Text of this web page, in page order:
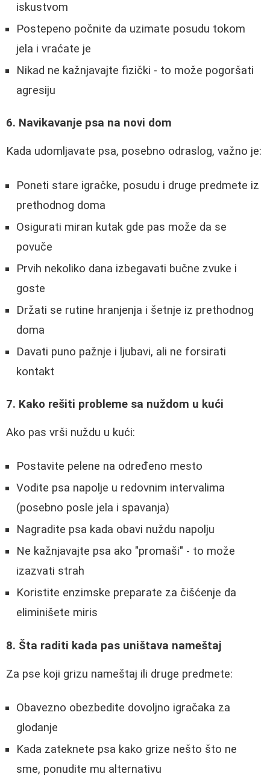
iskustvom
Postepeno počnite da uzimate posudu tokom
jela i vraćate je
Nikad ne kažnjavajte fizički - to može pogoršati
agresiju
6. Navikavanje psa na novi dom
Kada udomljavate psa, posebno odraslog, važno je:
Poneti stare igračke, posudu i druge predmete iz
prethodnog doma
Osigurati miran kutak gde pas može da se
povuče
Prvih nekoliko dana izbegavati bučne zvuke i
goste
Držati se rutine hranjenja i šetnje iz prethodnog
doma
Davati puno pažnje i ljubavi, ali ne forsirati
kontakt
7. Kako rešiti probleme sa nuždom u kući
Ako pas vrši nuždu u kući:
Postavite pelene na određeno mesto
Vodite psa napolje u redovnim intervalima
(posebno posle jela i spavanja)
Nagradite psa kada obavi nuždu napolju
Ne kažnjavajte psa ako "promaši" - to može
izazvati strah
Koristite enzimske preparate za čišćenje da
eliminišete miris
8. Šta raditi kada pas uništava nameštaj
Za pse koji grizu nameštaj ili druge predmete:
Obavezno obezbedite dovoljno igračaka za
glodanje
Kada zateknete psa kako grize nešto što ne
sme, ponudite mu alternativu